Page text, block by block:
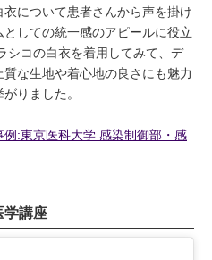
について患者さんから声を掛け
しての統一感のアピールに役立
シコの白衣を着用してみて、デ
な生地や着心地の良さにも魅力
りました。
:東京医科大学 感染制御部・感
学講座